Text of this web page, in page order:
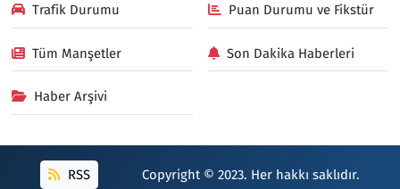
Trafik Durumu Puan Durumu ve Fikstür
Tüm Manşetler Son Dakika Haberleri
Haber Arşivi
RSS Copyright © 2023. Her hakkı saklıdır.